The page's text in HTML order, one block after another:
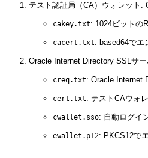
テスト認証局（CA）ウォレット:
cakey.txt: 1024ビットの
cacert.txt: based64でエ
Oracle Internet Directory SSLサー
creq.txt: Oracle Internet
cert.txt: テストCAウォ
cwallet.sso: 自動ログイ
ewallet.p12: PKCS12で